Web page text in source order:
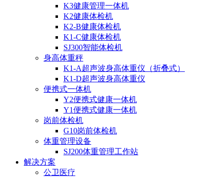
K3健康管理一体机
K2健康体检机
K2-B健康体检机
K1-C健康体检机
SJ300智能体检机
身高体重秤
K1-A超声波身高体重仪（折叠式）
K1-D超声波身高体重仪
便携式一体机
Y2便携式健康一体机
Y1便携式健康一体机
岗前体检机
G10岗前体检机
体重管理设备
SJ200体重管理工作站
解决方案
公卫医疗